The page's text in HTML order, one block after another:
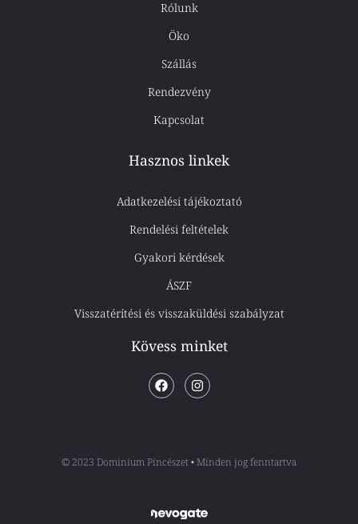
Rólunk
Öko
Szállás
Rendezvény
Kapcsolat
Hasznos linkek
Adatkezelési tájékoztató
Rendelési feltételek
Gyakori kérdések
ÁSZF
Visszatérítési és visszaküldési szabályzat
Kövess minket
© 2023 Dominium Pincészet • Minden jog fenntartva